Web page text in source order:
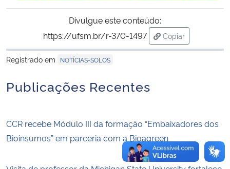
Gabinete de Segurança Institucional
Advocacia-Geral da União
Divulgue este conteúdo:
https://ufsm.br/r-370-1497
Copiar
para área de
Registrado em
NOTÍCIAS-SOLOS
Publicações Recentes
CCR recebe Módulo III da formação “Embaixadores dos
Bioinsumos” em parceria com a Bioagreen